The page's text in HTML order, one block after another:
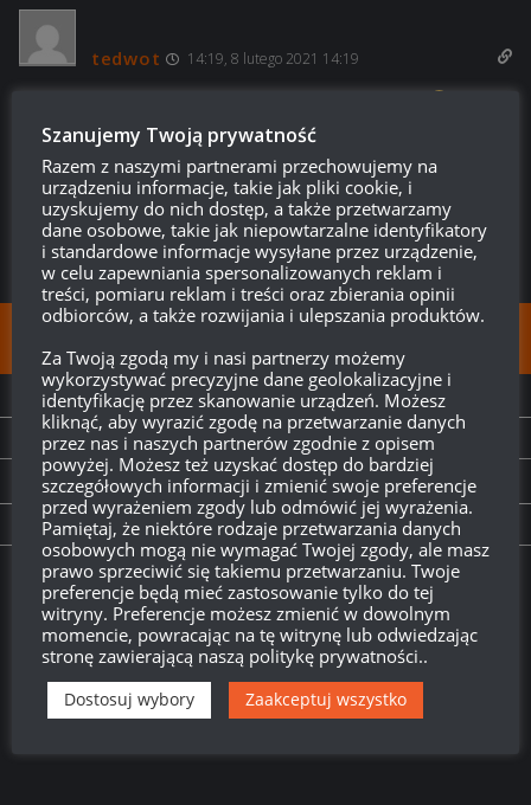
tedwot 14:19, 8 lutego 2021 14:19
23 Odpowiedz
NEXT STORY
Suchy dok: Kléber
PREVIOUS STORY
Starcie Drużyn 2021: Zwycięzcą został…
Twitch.tv - Zurugula
Szanujemy Twoją prywatność
Razem z naszymi partnerami przechowujemy na
urządzeniu informacje, takie jak pliki cookie, i
uzyskujemy do nich dostęp, a także przetwarzamy
dane osobowe, takie jak niepowtarzalne identyfikatory
i standardowe informacje wysyłane przez urządzenie,
w celu zapewniania spersonalizowanych reklam i
treści, pomiaru reklam i treści oraz zbierania opinii
odbiorców, a także rozwijania i ulepszania produktów.
Za Twoją zgodą my i nasi partnerzy możemy
wykorzystywać precyzyjne dane geolokalizacyjne i
identyfikację przez skanowanie urządzeń. Możesz
kliknąć, aby wyrazić zgodę na przetwarzanie danych
przez nas i naszych partnerów zgodnie z opisem
powyżej. Możesz też uzyskać dostęp do bardziej
szczegółowych informacji i zmienić swoje preferencje
przed wyrażeniem zgody lub odmówić jej wyrażenia.
Pamiętaj, że niektóre rodzaje przetwarzania danych
osobowych mogą nie wymagać Twojej zgody, ale masz
prawo sprzeciwić się takiemu przetwarzaniu. Twoje
preferencje będą mieć zastosowanie tylko do tej
witryny. Preferencje możesz zmienić w dowolnym
momencie, powracając na tę witrynę lub odwiedzając
stronę zawierającą naszą politykę prywatności..
Dostosuj wybory Zaakceptuj wszystko